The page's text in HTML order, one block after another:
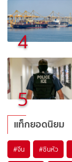
4
5
แท็กยอดนิยม
#จีน #ซินหัว